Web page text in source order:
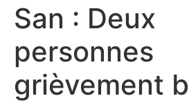
San : Deux
personnes
grièvement